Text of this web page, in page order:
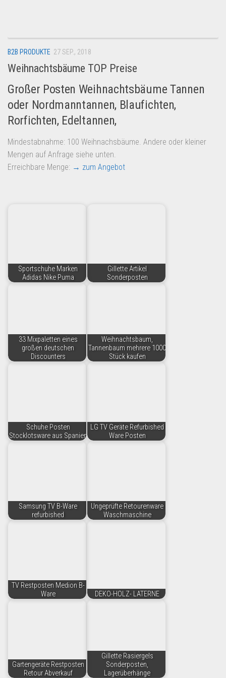
Amazon
Aldi
Lidl
Kostenlos verkaufen
Kostenlos Registrieren
Newsletter
B2B PRODUKTE 27 SEP., 2018
Weihnachtsbäume TOP Preise
Großer Posten Weihnachtsbäume Tannen
oder Nordmanntannen, Blaufichten,
Rorfichten, Edeltannen,
Mindestabnahme: 100 Weihnachsbäume. Andere oder kleiner
Mengen auf Anfrage siehe unten.
Erreichbare Menge: → zum Angebot
Sportschuhe Marken
Adidas Nike Puma
Gillette Artikel
Sonderposten
33 Mixpaletten eines
großen deutschen
Discounters
Weihnachtsbaum,
Tannenbaum mehrere 1000
Stück kaufen
Schuhe Posten
Stocklotsware aus Spanien
LG TV Geräte Refurbished
Ware Posten
Samsung TV B-Ware
refurbished
Ungeprüfte Retourenware
Waschmaschine
TV Restposten Medion B-
Ware
DEKO-HOLZ- LATERNE
Gartengeräte Restposten
Retour Abverkauf
Gillette Rasiergels
Sonderposten,
Lagerüberhänge